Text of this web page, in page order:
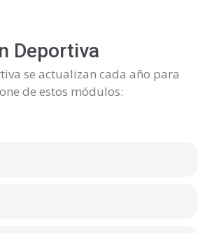
Deportiva
se actualizan cada año para
de estos módulos: